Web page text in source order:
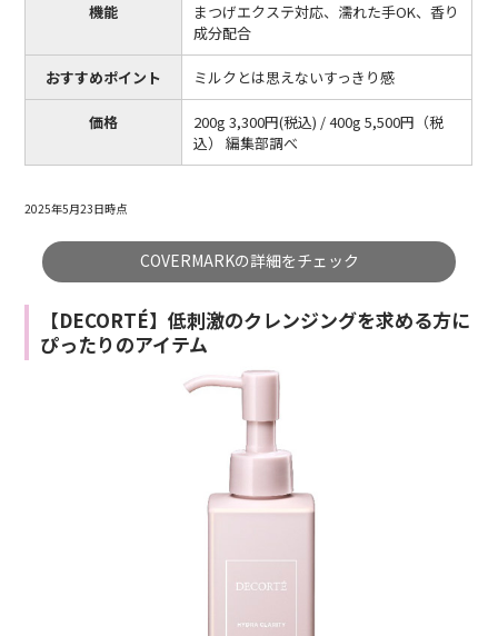
機能
まつげエクステ対応、濡れた手OK、香り
成分配合
おすすめポイント ミルクとは思えないすっきり感
価格
200g 3,300円(税込) / 400g 5,500円（税
込） 編集部調べ
2025年5月23日時点
COVERMARKの詳細をチェック
【DECORTÉ】低刺激のクレンジングを求める方に
ぴったりのアイテム